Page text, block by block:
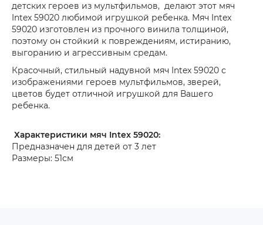
детских героев из мультфильмов, делают этот мяч
Intex 59020 любимой игрушкой ребенка. Мяч Intex
59020 изготовлен из прочного винила толщиной,
поэтому он стойкий к повреждениям, истиранию,
выгоранию и агрессивным средам.
Красочный, стильный надувной мяч Intex 59020 с
изображениями героев мультфильмов, зверей,
цветов будет отличной игрушкой для Вашего
ребенка.
Характеристики мяч Intex 59020:
Предназначен для детей от 3 лет
Размеры: 51см